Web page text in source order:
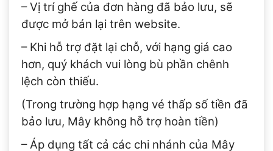
– Vị trí ghế của đơn hàng đã bảo lưu, sẽ
được mở bán lại trên website.
– Khi hỗ trợ đặt lại chỗ, với hạng giá cao
hơn, quý khách vui lòng bù phần chênh
lệch còn thiếu.
(Trong trường hợp hạng vé thấp số tiền đã
bảo lưu, Mây không hỗ trợ hoàn tiền)
– Áp dụng tất cả các chi nhánh của Mây